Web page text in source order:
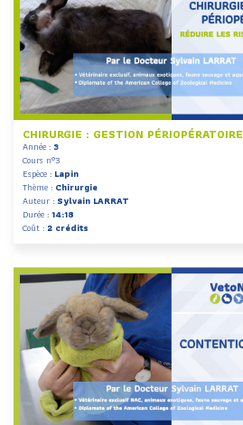
CHIRURGIE : GESTION PÉRIOPÉRATOIRE
Année : 3
Cours n°3
Espèce : Lapin
Thème : Chirurgie
Auteur :Sylvain LARRAT
Durée :14:18
Coût : 2 crédits